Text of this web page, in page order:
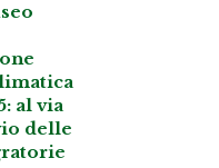
al via
delle